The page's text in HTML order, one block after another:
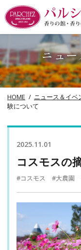
to
content
ニュ
HOME ニュース＆イベ
験について
2025.11.01
コスモスの
#コスモス #大農園